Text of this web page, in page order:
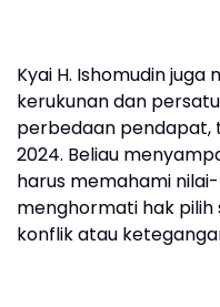
Kyai H. Ishomudin
kerukunan dan
perbedaan pendapat,
2024. Beliau
harus memahami
menghormati hak
konflik atau